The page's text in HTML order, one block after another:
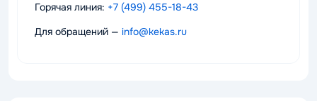
Горячая линия: +7 (499) 455-18-43
Для обращений — info@kekas.ru